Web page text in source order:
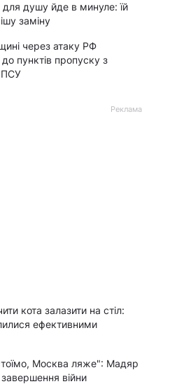
душу йде в минуле: їй
заміну
через атаку РФ
пунктів пропуску з
Реклама
кота залазити на стіл:
ефективними
Москва ляже": Мадяр
війни